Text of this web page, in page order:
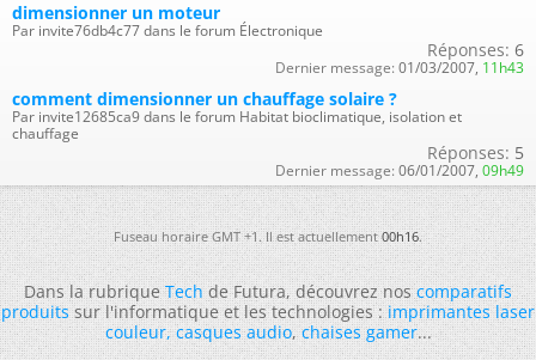
dimensionner un moteur
Par invite76db4c77 dans le forum Électronique
Réponses: 6
Dernier message: 01/03/2007, 11h43
comment dimensionner un chauffage solaire ?
Par invite12685ca9 dans le forum Habitat bioclimatique, isolation et
chauffage
Réponses: 5
Dernier message: 06/01/2007, 09h49
Fuseau horaire GMT +1. Il est actuellement00h16.
Dans la rubriqueTechde Futura, découvrez noscomparatifs
produitssur l'informatique et les technologies :imprimantes laser
couleur,casques audio,chaises gamer...